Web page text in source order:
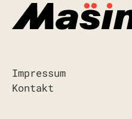
Impressum
Kontakt